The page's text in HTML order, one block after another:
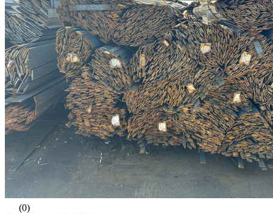
(0)